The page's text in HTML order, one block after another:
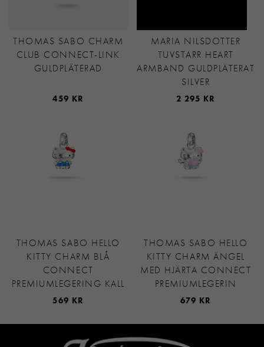
THOMAS SABO CHARM
CLUB CONNECT-LINK
GULDPLÄTERAD
459 KR
MARIA NILSDOTTER
TUVSTARR HEART
ARMBAND GULDPLÄTERAT
SILVER
2 295 KR
THOMAS SABO HELLO
KITTY CHARM BLÅ
CONNECT
PREMIUMLEGERING KALL
569 KR
THOMAS SABO HELLO
KITTY CHARM ÄNGEL
MED HJÄRTA CONNECT
PREMIUMLEGERIN
679 KR